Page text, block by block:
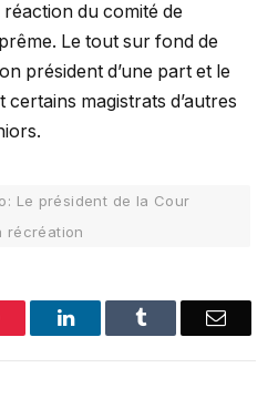
du comité de
Le tout sur fond de
président d’une part et le
certains magistrats d’autres
Le président de la Cour
récréation
LinkedInTumblr Email